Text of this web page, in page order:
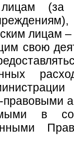
(за
лицам –
свою
правовыми
в